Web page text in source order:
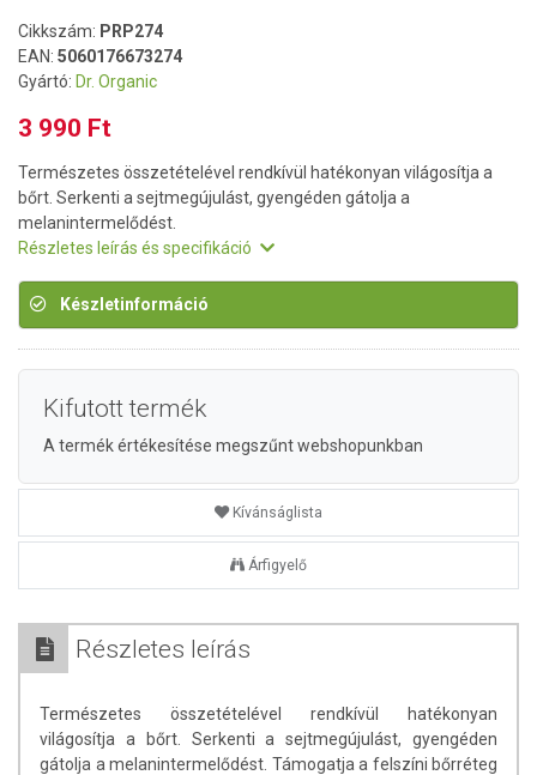
Cikkszám: PRP274
EAN: 5060176673274
Gyártó: Dr. Organic
3 990 Ft
Természetes összetételével rendkívül hatékonyan világosítja a
bőrt. Serkenti a sejtmegújulást, gyengéden gátolja a
melanintermelődést.
Részletes leírás és specifikáció
Készletinformáció
Kifutott termék
A termék értékesítése megszűnt webshopunkban
Kívánságlista
Árfigyelő
Részletes leírás
Természetes összetételével rendkívül hatékonyan
világosítja a bőrt. Serkenti a sejtmegújulást, gyengéden
gátolja a melanintermelődést. Támogatja a felszíni bőrréteg